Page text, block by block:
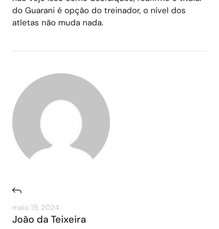
do Guarani é opção do treinador, o nível dos
atletas não muda nada.
maio 19, 2024
João da Teixeira